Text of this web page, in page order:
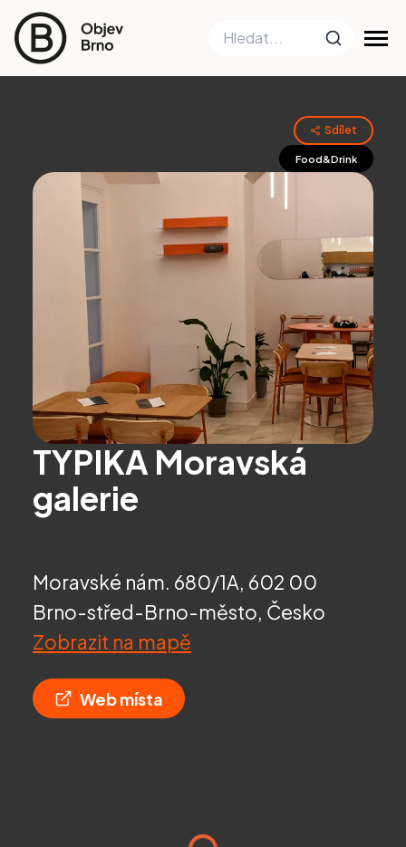
Sdílet
Food&Drink
TYPIKA Moravská
galerie
Moravské nám. 680/1A, 602 00
Brno-střed-Brno-město, Česko
Zobrazit na mapě
Web místa